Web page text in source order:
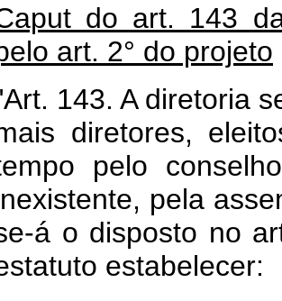
do art. 143
art. 2° do projeto
143. A diretoria
diretores,
pelo
pela
á o disposto no
estabelecer: